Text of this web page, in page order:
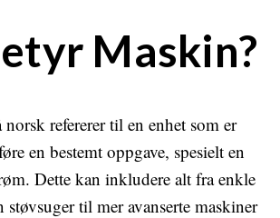
Maskin?
refererer til en enhet som er
en bestemt oppgave, spesielt en
Dette kan inkludere alt fra enkle
støvsuger til mer avanserte maskiner